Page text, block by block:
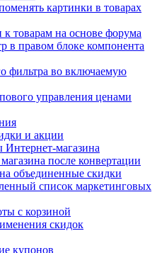
картинки в товарах
товарам на основе форума
в правом блоке компонента
фильтра во включаемую
управления ценами
и акции
магазина
после конвертации
объединенные скидки
список маркетинговых
с корзиной
скидок
купонов